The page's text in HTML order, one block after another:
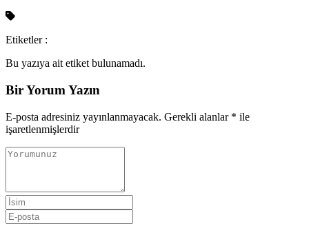
Etiketler :
Bu yazıya ait etiket bulunamadı.
Bir Yorum Yazın
E-posta adresiniz yayınlanmayacak. Gerekli alanlar * ile
işaretlenmişlerdir